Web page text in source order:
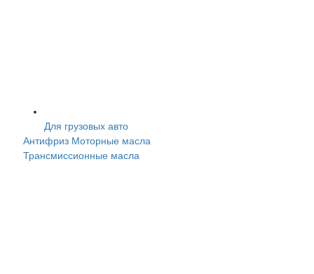
Для грузовых авто
Антифриз Моторные масла
Трансмисcионные масла